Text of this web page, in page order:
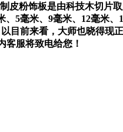
皮粉饰板是由科技木切片
5毫米、9毫米、12毫米、
目前来看，大师也晓得现
客服将致电给您！